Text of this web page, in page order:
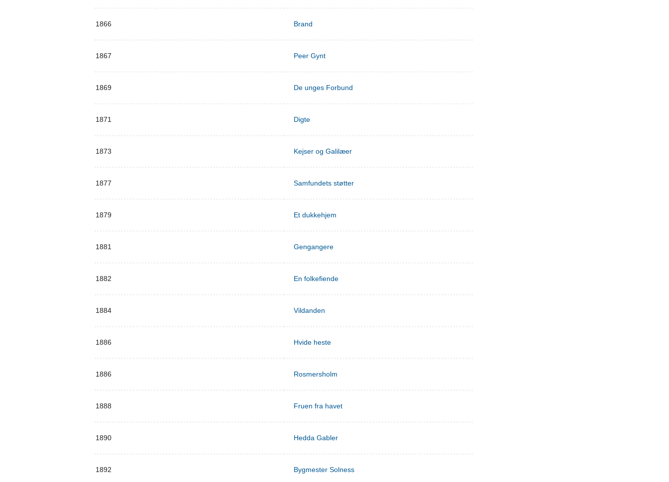
1866 Brand
1867 Peer Gynt
1869 De unges Forbund
1871 Digte
1873 Kejser og Galilæer
1877 Samfundets støtter
1879 Et dukkehjem
1881 Gengangere
1882 En folkefiende
1884 Vildanden
1886 Hvide heste
1886 Rosmersholm
1888 Fruen fra havet
1890 Hedda Gabler
1892 Bygmester Solness